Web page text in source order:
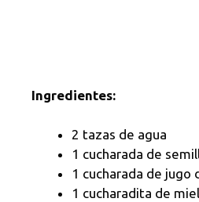
Ingredientes:
2 tazas de agua
1 cucharada de
1 cucharada de jugo
1 cucharadita de miel